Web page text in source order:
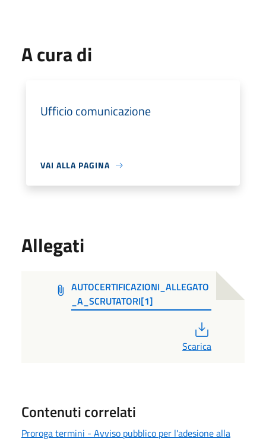
A cura di
Ufficio comunicazione
VAI ALLA PAGINA
Allegati
AUTOCERTIFICAZIONI_ALLEGATO
_A_SCRUTATORI[1]
Scarica
Contenuti correlati
Proroga termini - Avviso pubblico per l'adesione alla